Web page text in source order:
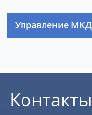
Управление МКД
Контакты